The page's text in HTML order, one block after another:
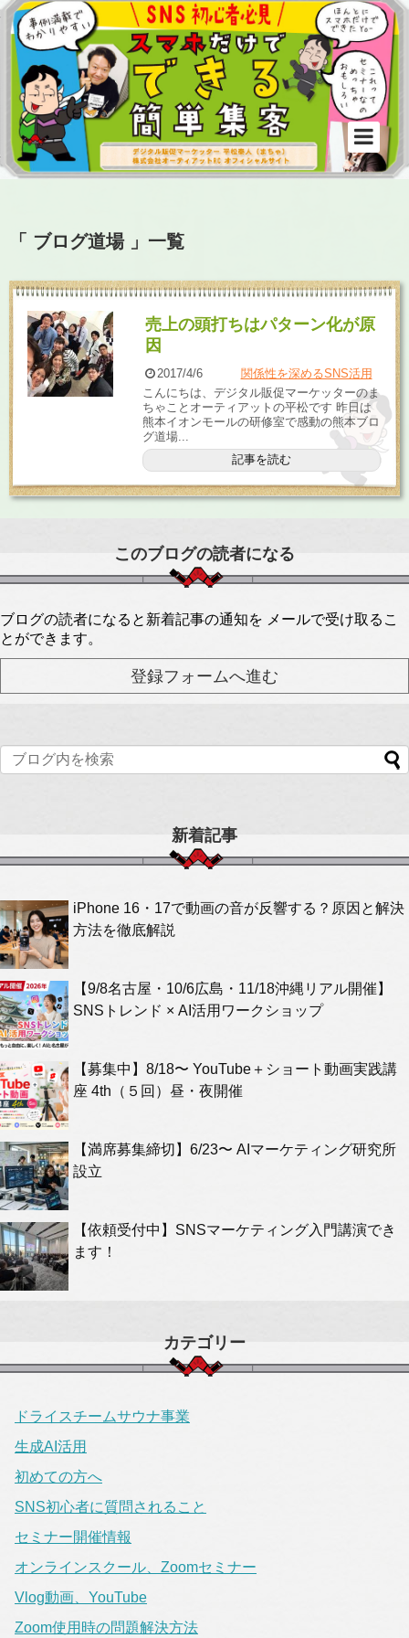
「 ブログ道場 」一覧
売上の頭打ちはパターン化が原
因
2017/4/6
関係性を深めるSNS活用
こんにちは、デジタル販促マーケッターのま
ちゃことオーティアットの平松です 昨日は
熊本イオンモールの研修室で感動の熊本ブロ
グ道場...
記事を読む
このブログの読者になる
ブログの読者になると新着記事の通知を メールで受け取るこ
とができます。
新着記事
iPhone 16・17で動画の音が反響する？原因と解決
方法を徹底解説
【9/8名古屋・10/6広島・11/18沖縄リアル開催】
SNSトレンド × AI活用ワークショップ
【募集中】8/18〜 YouTube＋ショート動画実践講
座 4th（５回）昼・夜開催
【満席募集締切】6/23〜 AIマーケティング研究所
設立
【依頼受付中】SNSマーケティング入門講演でき
ます！
カテゴリー
ドライスチームサウナ事業
生成AI活用
初めての方へ
SNS初心者に質問されること
セミナー開催情報
オンラインスクール、Zoomセミナー
Vlog動画、YouTube
Zoom使用時の問題解決方法